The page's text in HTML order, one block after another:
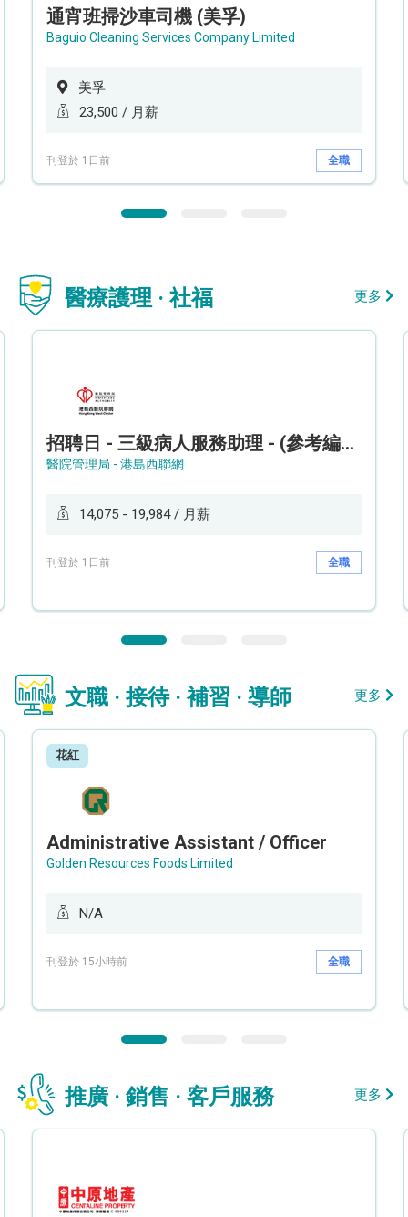
通宵班掃沙車司機 (美孚)
Baguio Cleaning Services Company Limited
美孚
23,500 / 月薪
刊登於 1日前 全職
醫療護理 · 社福 更多
招聘日 - 三級病人服務助理 - (參考編號: HKWCS260107)
醫院管理局 - 港島西聯網
14,075 - 19,984 / 月薪
刊登於 1日前 全職
文職 · 接待 · 補習 · 導師 更多
花紅
Administrative Assistant / Officer
Golden Resources Foods Limited
N/A
刊登於 15小時前 全職
推廣 · 銷售 · 客戶服務 更多